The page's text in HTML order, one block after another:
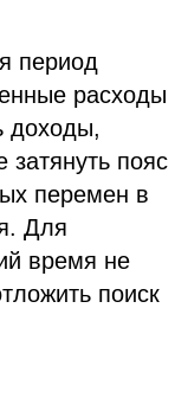
период
расходы
доходы,
затянуть пояс
перемен в
Для
время не
поиск